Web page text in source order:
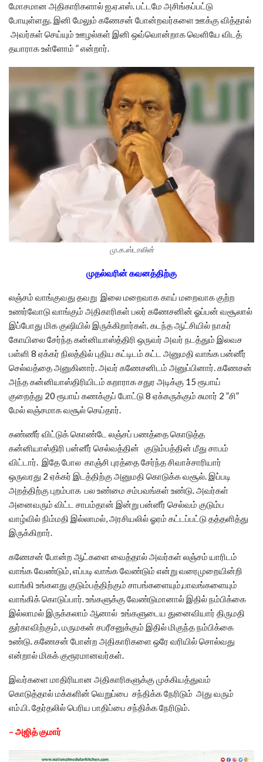
மோசமான அதிகாரிகளால் ஐ.ஏ.எஸ். பட்டமே அசிங்கப்பட்டு
போயுள்ளது. இனி மேலும் கணேசன் போன்றவர்களை ஊக்கு வித்தால்
அவர்கள் செய்யும் ஊழல்கள் இனி ஒவ்வொன்றாக வெளியே விடத்
தயாராக உள்ளோம் ” என்றார்.
மு.க.ஸ்டாலின்
முதல்வரின் கவனத்திற்கு
லஞ்சம் வாங்குவது தவறு இலை மறைவாக காய் மறைவாக குற்ற
உணர்வோடு வாங்கும் அதிகாரிகள் பலர் கணேசனின் ஓப்பன் வசூலால்
இப்போது மிக குஷியில் இருக்கிறார்கள். கடந்த ஆட்சியில் நாகர்
கோயிலை சேர்ந்த கன்னியாஸ்த்திரி ஒருவர் அவர் நடத்தும் இலவச
பள்ளி 8 ஏக்கர் நிலத்தில் புதிய கட்டிடம் கட்ட அனுமதி வாங்க பன்னீர்
செல்வத்தை அனுகினார். அவர் கணேசனிடம் அனுப்பினார். கணேசன்
அந்த கன்னியாஸ்திரியிடம் கறாராக சதுர அடிக்கு 15 ரூபாய்
குறைத்து 20 ரூபாய் கணக்குப் போட்டு 8 ஏக்கருக்கும் சுமார் 2 ”சி”
மேல் லஞ்சமாக வசூல் செய்தார்.
கண்ணீர் விட்டுக் கொண்டே லஞ்சப் பணத்தை கொடுத்த
கன்னியாஸ்திரி பன்னீர் செல்வத்தின் குடும்பத்தின் மீது சாபம்
விட்டார். இதே போல காஞ்சி புரத்தை சேர்ந்த சிவாச்சாரியார்
ஒருவரது 2 ஏக்கர் இடத்திற்கு அனுமதி கொடுக்க வசூல். இப்படி
அறத்திற்கு புறம்பாக பல உண்மை சம்பவங்கள் உண்டு. அவர்கள்
அனைவரும் விட்ட சாபம்தான் இன்று பன்னீர் செல்வம் குடும்ப
வாழ்வில் நிம்மதி இல்லாமல், அரசியலில் ஓரம் கட்டப்பட்டு தத்தளித்து
இருக்கிறார்.
கணேசன் போன்ற ஆட்களை வைத்தால் அவர்கள் லஞ்சம் யாரிடம்
வாங்க வேண்டும், எப்படி வாங்க வேண்டும் என்று வரைமுறையின்றி
வாங்கி உங்களது குடும்பத்திற்கும் சாபங்களையும்,பாவங்களையும்
வாங்கிக் கொடுப்பார். உங்களுக்கு வேண்டுமானால் இதில் நம்பிக்கை
இல்லாமல் இருக்கலாம் ஆனால் உங்களுடைய துனைவியார் திருமதி
துர்காவிற்கும், மருமகன் சபரீசனுக்கும் இதில் மிகுந்த நம்பிக்கை
உண்டு. கணேசன் போன்ற அதிகாரிகளை ஒரே வரியில் சொல்வது
என்றால் மிகக் குரூரமானவர்கள்.
இவர்களை மாதிரியான அதிகாரிகளுக்கு முக்கியத்துவம்
கொடுத்தால் மக்களின் வெறுப்பை சந்திக்க நேரிடும் அது வரும்
எம்.பி. தேர்தலில் பெரிய பாதிப்பை சந்திக்க நேரிடும்.
– அஜித் குமார்